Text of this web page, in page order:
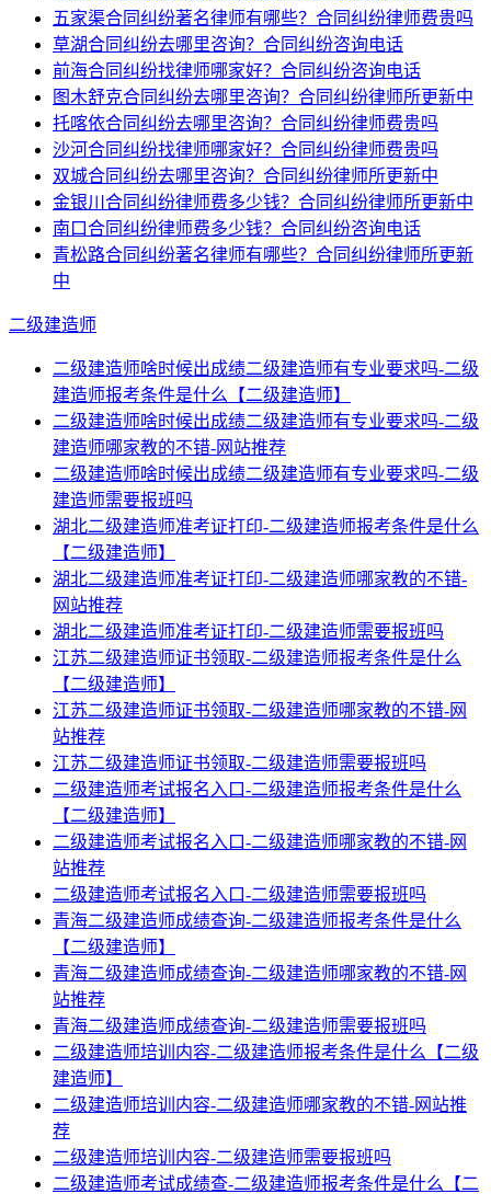
五家渠合同纠纷著名律师有哪些？合同纠纷律师费贵吗
草湖合同纠纷去哪里咨询？合同纠纷咨询电话
前海合同纠纷找律师哪家好？合同纠纷咨询电话
图木舒克合同纠纷去哪里咨询？合同纠纷律师所更新中
托喀依合同纠纷去哪里咨询？合同纠纷律师费贵吗
沙河合同纠纷找律师哪家好？合同纠纷律师费贵吗
双城合同纠纷去哪里咨询？合同纠纷律师所更新中
金银川合同纠纷律师费多少钱？合同纠纷律师所更新中
南口合同纠纷律师费多少钱？合同纠纷咨询电话
青松路合同纠纷著名律师有哪些？合同纠纷律师所更新
中
二级建造师
二级建造师啥时候出成绩二级建造师有专业要求吗-二级
建造师报考条件是什么【二级建造师】
二级建造师啥时候出成绩二级建造师有专业要求吗-二级
建造师哪家教的不错-网站推荐
二级建造师啥时候出成绩二级建造师有专业要求吗-二级
建造师需要报班吗
湖北二级建造师准考证打印-二级建造师报考条件是什么
【二级建造师】
湖北二级建造师准考证打印-二级建造师哪家教的不错-
网站推荐
湖北二级建造师准考证打印-二级建造师需要报班吗
江苏二级建造师证书领取-二级建造师报考条件是什么
【二级建造师】
江苏二级建造师证书领取-二级建造师哪家教的不错-网
站推荐
江苏二级建造师证书领取-二级建造师需要报班吗
二级建造师考试报名入口-二级建造师报考条件是什么
【二级建造师】
二级建造师考试报名入口-二级建造师哪家教的不错-网
站推荐
二级建造师考试报名入口-二级建造师需要报班吗
青海二级建造师成绩查询-二级建造师报考条件是什么
【二级建造师】
青海二级建造师成绩查询-二级建造师哪家教的不错-网
站推荐
青海二级建造师成绩查询-二级建造师需要报班吗
二级建造师培训内容-二级建造师报考条件是什么【二级
建造师】
二级建造师培训内容-二级建造师哪家教的不错-网站推
荐
二级建造师培训内容-二级建造师需要报班吗
二级建造师考试成绩查-二级建造师报考条件是什么【二